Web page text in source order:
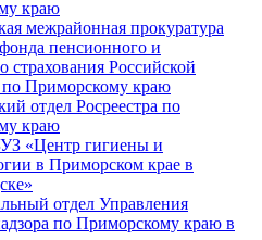
краю
межрайонная прокуратура
пенсионного и
страхования Российской
Приморскому краю
отдел Росреестра по
краю
«Центр гигиены и
в Приморском крае в
отдел Управления
по Приморскому краю в